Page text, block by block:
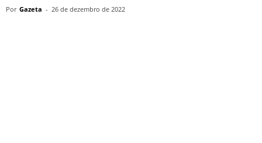
Por Gazeta - 26 de dezembro de 2022